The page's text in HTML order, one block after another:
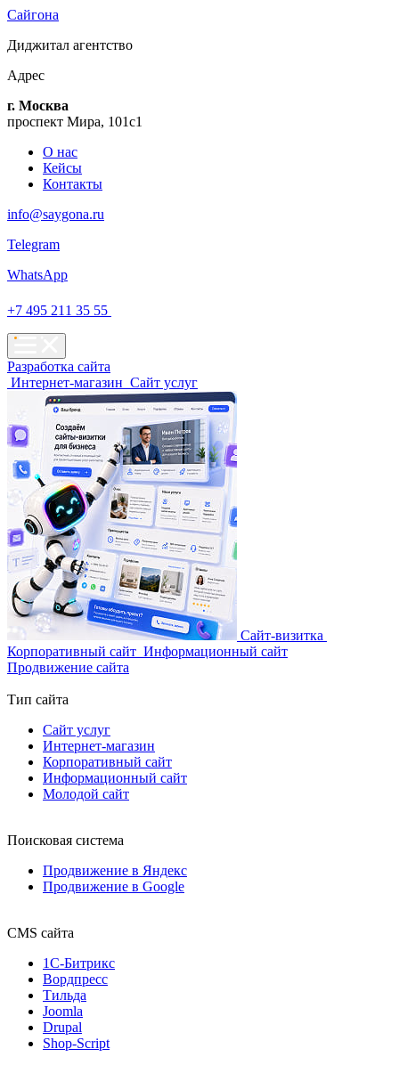
Сайгона
Диджитал агентство
Адрес
г. Москва
проспект Мира, 101с1
О нас
Кейсы
Контакты
info@saygona.ru
Telegram
WhatsApp
+7 495 211 35 55
Разработка сайта
Интернет-магазин Сайт услуг
Сайт-визитка
Корпоративный сайт Информационный сайт
Продвижение сайта
Тип сайта
Сайт услуг
Интернет-магазин
Корпоративный сайт
Информационный сайт
Молодой сайт
Поисковая система
Продвижение в Яндекс
Продвижение в Google
CMS сайта
1С-Битрикс
Вордпресс
Тильда
Joomla
Drupal
Shop-Script